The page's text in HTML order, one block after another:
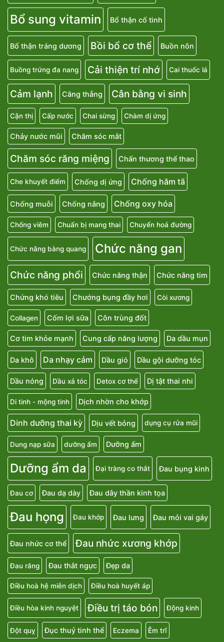
Bổ sung vitamin Bổ thận cố tinh
Bổ thận tráng dương Bồi bổ cơ thể Buồn nôn
Buồng trứng đa nang Cải thiện trí nhớ Cai thuốc lá
Cảm lạnh Căng thẳng Cân bằng vi sinh
Cận thị Cấp nước Chai sừng Chàm dị ứng
Chảy nước mũi Chăm sóc mắt
Chăm sóc răng miệng Chấn thương thể thao
Che khuyết điểm Chống dị ứng Chống hăm tã
Chống muỗi Chống nắng Chống oxy hóa
Chống viêm Chuẩn bị mang thai Chuyển hoá đường
Chức năng bàng quang Chức năng gan
Chức năng phổi Chức năng thận Chức năng tim
Chứng khó tiêu Chướng bụng đầy hơi Còi xương
Collagen Cốm lợi sữa Côn trùng đốt
Cơ tim khỏe mạnh Cung cấp năng lượng Da dầu mụn
Da khô Da nhạy cảm Dầu gió Dầu gội dưỡng tóc
Dầu nóng Dầu xả tóc Detox cơ thể Dị tật thai nhi
Di tinh - mộng tinh Dịch nhờn cho khớp
Dinh dưỡng thai kỳ Dịu vết bỏng dụng cụ rửa mũi
Dung nạp sữa dưỡng ẩm Dưỡng ẩm
Dưỡng ẩm da Đại tràng co thắt Đau bụng kinh
Đau cơ Đau dạ dày Đau dây thần kinh tọa
Đau họng Đau khớp Đau lưng Đau mỏi vai gáy
Đau nhức cơ thể Đau nhức xương khớp
Đau răng Đau thắt ngực Đẹp da
Điều hoà hệ miễn dịch Điều hoà huyết áp
Điều hòa kinh nguyệt Điều trị táo bón Động kinh
Đột quỵ Đục thuỷ tinh thể Eczema Êm trĩ